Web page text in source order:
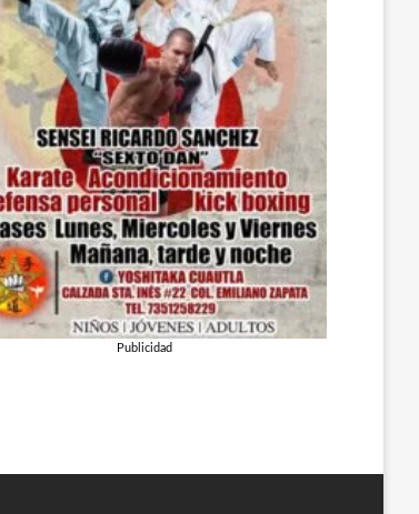
Publicidad